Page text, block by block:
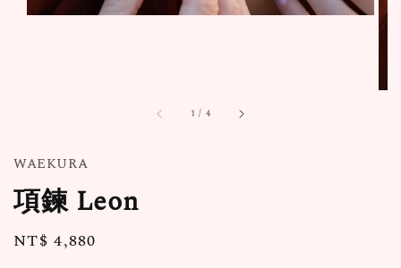
1 / 4
WAEKURA
項鍊 Leon
Regular
NT$ 4,880